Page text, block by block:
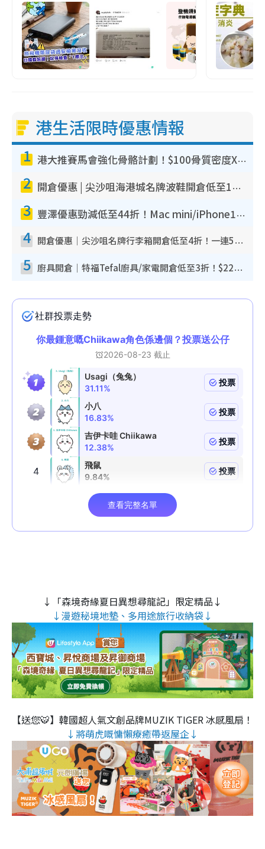
港生活限時優惠情報
1 港大推賽馬會強化骨骼計劃！$100骨質密度X光檢查 完成免費運動訓練送超市禮券！附參加資格
2 開倉優惠 | 尖沙咀海港城名牌波鞋開倉低至1折！On鞋$899起／Joy&Peace鞋履$98起
3 豐澤優惠勁減低至44折！Mac mini/iPhone17Pro大減價！廚房家電$220起
4 開倉優惠｜尖沙咀名牌行李箱開倉低至4折！一連5日 American Tourister/ace./Hallmark $200起！
5 廚具開倉｜特福Tefal廚具/家電開倉低至3折！$220起買平底鍋/炒鑊/湯煲！電飯煲/吸塵機/燙斗$418起
↓「森境奇緣夏日異想尋龍記」限定精品↓
↓漫遊秘境地墊、多用途旅行收納袋↓
【送您🐯】韓國超人氣文創品牌MUZIK TIGER 冰感風扇！
↓將萌虎嘅慵懶療癒帶返屋企↓